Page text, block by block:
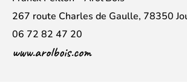
267 route Charles de Gaulle, 78350
06 72 82 47 20
www.arolbois.com